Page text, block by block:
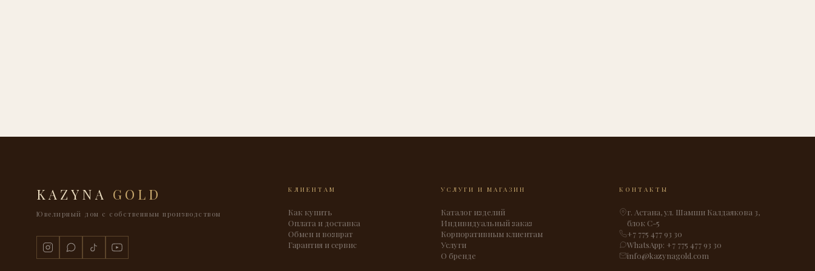
KAZYNA GOLD
Ювелирный дом с собственным производством
КЛИЕНТАМ
Как купить
Оплата и доставка
Обмен и возврат
Гарантия и сервис
УСЛУГИ И МАГАЗИН
Каталог изделий
Индивидуальный заказ
Корпоративным клиентам
Услуги
О бренде
КОНТАКТЫ
г. Астана, ул. Шамши Калдаякова 3,
блок С-5
+7 775 477 93 30
WhatsApp: +7 775 477 93 30
info@kazynagold.com